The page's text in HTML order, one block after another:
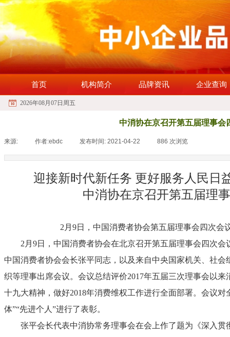
首页 机构简介 品牌资讯 企业查询
2026年08月07日周五
中消协在京召开第五届理事会
来源: 作者:ebdc 发布时间: 2021-04-22 886 次浏览
迎接新时代新任务 更好服务人民日
中消协在京召开第五届理
2月9日，中国消费者协会第五届理事会四次会
2月9日，中国消费者协会在北京召开第五届理事会四次会
中国消费者协会会长张平同志，以及来自中央国家机关、社
织等理事出席会议。会议总结评价2017年五届三次理事会以
十九大精神，做好2018年消费维权工作进行全面部署。会议
体”“先进个人”进行了表彰。
张平会长代表中消协常务理事会在会上作了题为《深入贯